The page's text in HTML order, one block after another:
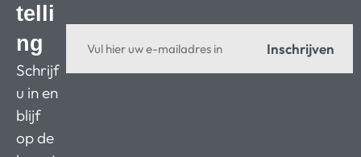
telli
ng
Schrijf
u in en
blijf
op de
Inschrijven